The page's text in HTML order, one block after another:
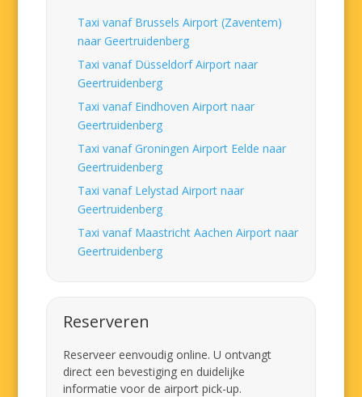
Taxi vanaf Brussels Airport (Zaventem)
naar Geertruidenberg
Taxi vanaf Düsseldorf Airport naar
Geertruidenberg
Taxi vanaf Eindhoven Airport naar
Geertruidenberg
Taxi vanaf Groningen Airport Eelde naar
Geertruidenberg
Taxi vanaf Lelystad Airport naar
Geertruidenberg
Taxi vanaf Maastricht Aachen Airport naar
Geertruidenberg
Reserveren
Reserveer eenvoudig online. U ontvangt
direct een bevestiging en duidelijke
informatie voor de airport pick-up.